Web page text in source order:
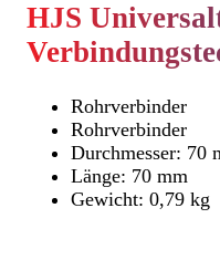
HJS
Rohrverbinder
Rohrverbinder
Durchmesser: 70
Länge: 70 mm
Gewicht: 0,79 kg